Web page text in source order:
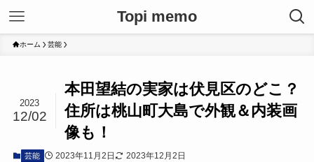
Topi memo
ホーム 芸能
本田望結の実家は伏見区のどこ？
住所は桃山町大島で外観＆内装画
像も！
2023
12/02
芸能 2023年11月2日 2023年12月2日